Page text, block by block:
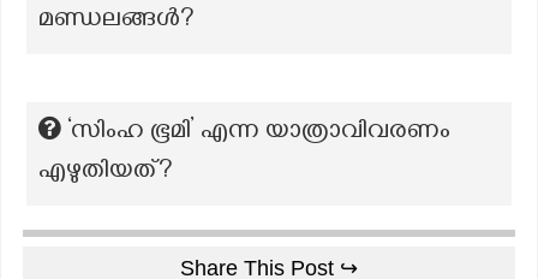
മണ്ഡലങ്ങൾ?
‘സിംഹ ഭൂമി’ എന്ന യാത്രാവിവരണം
എഴുതിയത്?
Share This Post ↪